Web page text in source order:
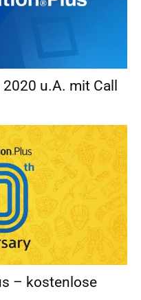
u.A. mit Call
– kostenlose